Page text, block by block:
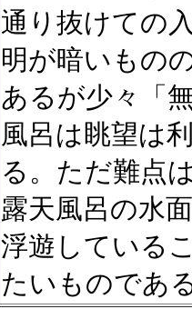
通り抜けての
明が暗いもの
あるが少々「
風呂は眺望は
る。ただ難点
露天風呂の水
浮遊している
たいものであ